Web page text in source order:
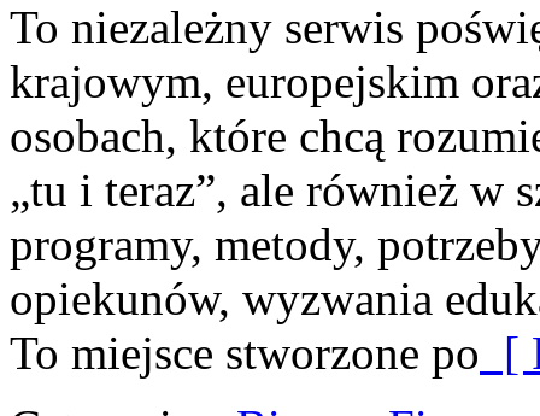
To niezależny serwis
krajowym, europejskim
osobach, które chcą
„tu i teraz”, ale również w
programy, metody,
opiekunów, wyzwania
To miejsce stworzone po [